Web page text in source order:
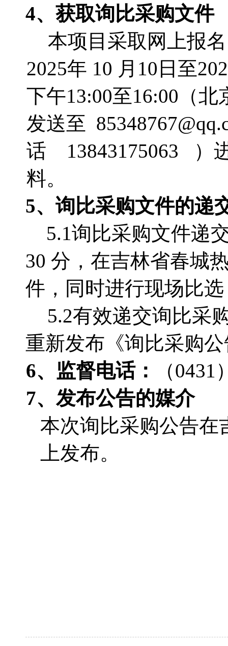
4、获取询比采购文件
本项目采取网上报
2025年 10 月10日至
下午13:00至16:00（
发送至
话 13843175063 ）
料。
5、询比采购文件的递
5.1询比采购文件递
30 分，在吉林省春城
件，同时进行现场比选
5.2有效递交询比采
重新发布《询比采购
6、监督电话：
（0431
7、发布公告的媒介
本次询比采购公告在
上发布。